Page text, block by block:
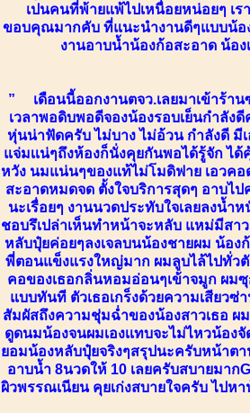
เปนคนที่พ้ายแพ้ไปเหนื่อยหน่อยๆ เ
ขอบคุณมากคับ ที่แนะนำงานดีๆแบบน้อง
งานอาบน้ำน้องก้อสะอาด น้อ
” เดือนนี้ออกงานตจว.เลยมาเข้าร้าน
เวลาพอดิบพอดีจองน้องรอบเย็นกำลัง
หุ่นน่าฟัดครับ ไม่บาง ไม่อ้วน กำลังดี มี
แจ่มเเน่ๆถึงห้องก็นั่งคุยกันพอได้รู้จัก
หวัง นมแน่นๆของแท้ไม่โมดิฟาย เอวค
สะอาดหมดจด ตั้งใจบริการสุดๆ อาบไ
นะเรื่อยๆ งานนวดประทับใจเลยลงน้
ชอบรึเปล่าเห็นทำหน้าจะหลับ แหม่มีสา
หลับปุ๋ยค่อยๆลงเจลบนน้องชายผม น้อง
พี่ตอนแข็งแรงใหญ่มาก ผมลูบไล้ไปทั่ว
คอของเธอกลิ่นหอมอ่อนๆเข้าจมูก ผม
แบบทันที ตัวเธอเกร็งด้วยความเสียว
สัมผัสถึงความชุ่มฉ่ำของน้องสาวเธอ ผ
ดูดนมน้องจนผมเองเเทบจะไม่ไหวน้อ
ยอมน้องหลับปุ๋ยจริงๆสรุปนะครับหน้าต
อาบน้ำ 8นวดให้ 10 เลยครับสบายมา
ผิวพรรณเนียน คุยเก่งสบายใจครับ ไป